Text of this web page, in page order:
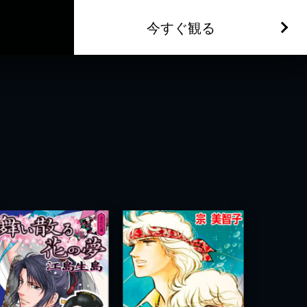
今すぐ観る